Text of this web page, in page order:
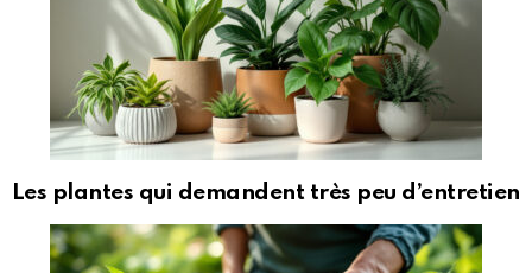
Les plantes qui demandent très peu d’entretien